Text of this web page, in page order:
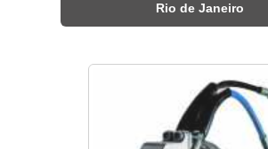
Rio de Janeiro